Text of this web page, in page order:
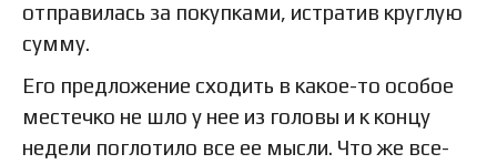
отправилась за покупками, истратив круглую
сумму.
Его предложение сходить в какое-то особое
местечко не шло у нее из головы и к концу
недели поглотило все ее мысли. Что же все-